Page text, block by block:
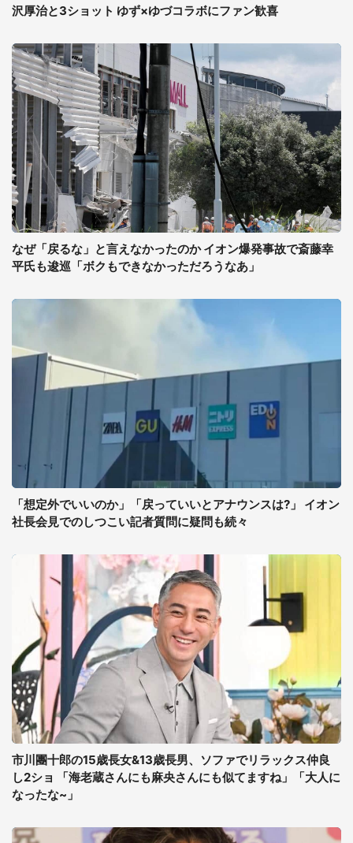
沢厚治と3ショット ゆず×ゆづコラボにファン歓喜
なぜ「戻るな」と言えなかったのか イオン爆発事故で斎藤幸
平氏も逡巡「ボクもできなかっただろうなあ」
「想定外でいいのか」「戻っていいとアナウンスは?」 イオン
社長会見でのしつこい記者質問に疑問も続々
市川團十郎の15歳長女&13歳長男、ソファでリラックス仲良
し2ショ 「海老蔵さんにも麻央さんにも似てますね」「大人に
なったな~」